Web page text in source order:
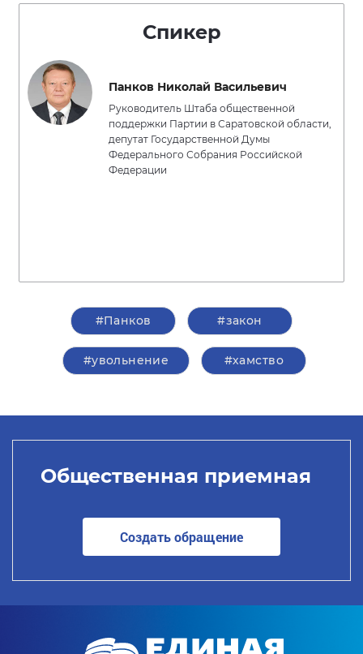
Спикер
Панков Николай Васильевич
Руководитель Штаба общественной
поддержки Партии в Саратовской области,
депутат Государственной Думы
Федерального Собрания Российской
Федерации
#Панков #закон
#увольнение #хамство
Общественная приемная
Создать обращение